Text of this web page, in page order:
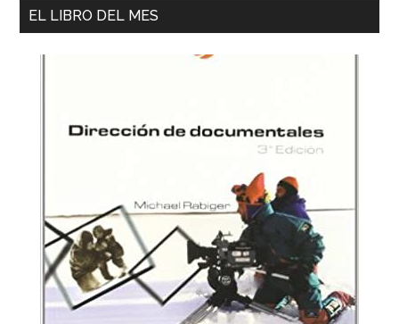
EL LIBRO DEL MES